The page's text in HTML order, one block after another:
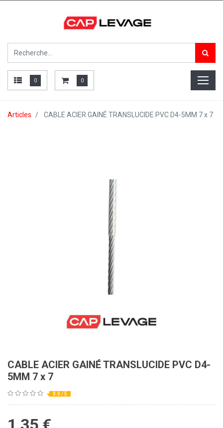
0 0
Articles CABLE ACIER GAINÉ TRANSLUCIDE PVC D4-5MM 7 x 7
CABLE ACIER GAINÉ TRANSLUCIDE PVC D4-
5MM 7 x 7
0.0 / 5